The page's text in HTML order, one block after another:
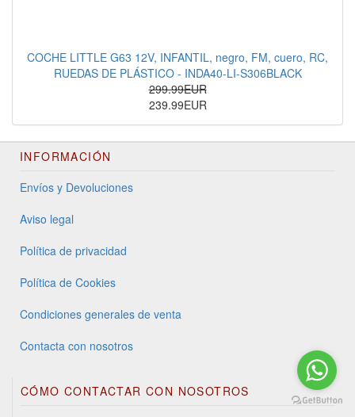
COCHE LITTLE G63 12V, INFANTIL, negro, FM, cuero, RC,
RUEDAS DE PLÁSTICO - INDA40-LI-S306BLACK
299.99EUR
239.99EUR
INFORMACIÓN
Envíos y Devoluciones
Aviso legal
Política de privacidad
Política de Cookies
Condiciones generales de venta
Contacta con nosotros
CÓMO CONTACTAR CON NOSOTROS